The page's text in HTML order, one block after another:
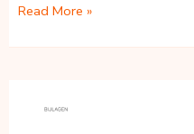
Circulaire
Read More »